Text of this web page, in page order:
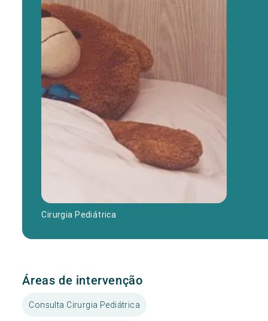
Cirurgia Pediátrica
Áreas de intervenção
Consulta Cirurgia Pediátrica